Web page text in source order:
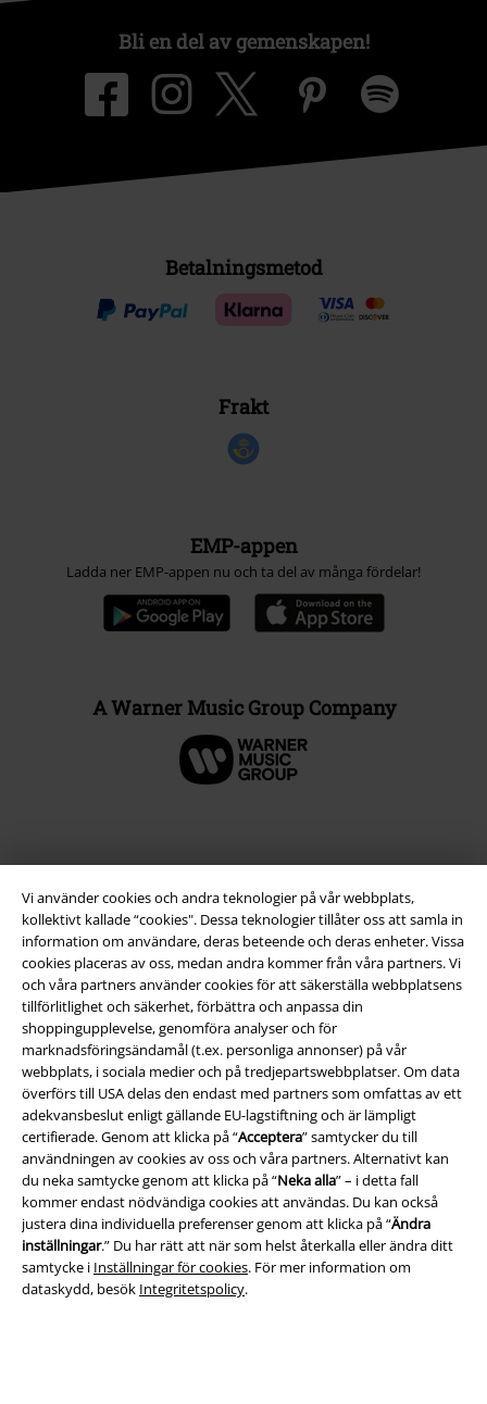
Vi använder cookies och andra teknologier på vår webbplats,
kollektivt kallade “cookies". Dessa teknologier tillåter oss att samla in
information om användare, deras beteende och deras enheter. Vissa
cookies placeras av oss, medan andra kommer från våra partners. Vi
och våra partners använder cookies för att säkerställa webbplatsens
tillförlitlighet och säkerhet, förbättra och anpassa din
shoppingupplevelse, genomföra analyser och för
marknadsföringsändamål (t.ex. personliga annonser) på vår
webbplats, i sociala medier och på tredjepartswebbplatser. Om data
överförs till USA delas den endast med partners som omfattas av ett
adekvansbeslut enligt gällande EU-lagstiftning och är lämpligt
certifierade. Genom att klicka på “Acceptera” samtycker du till
användningen av cookies av oss och våra partners. Alternativt kan
du neka samtycke genom att klicka på “Neka alla” – i detta fall
kommer endast nödvändiga cookies att användas. Du kan också
justera dina individuella preferenser genom att klicka på “Ändra
inställningar.” Du har rätt att när som helst återkalla eller ändra ditt
samtycke i Inställningar för cookies. För mer information om
dataskydd, besök Integritetspolicy.
Bli en del av gemenskapen!
Betalningsmetod
Frakt
EMP-appen
Ladda ner EMP-appen nu och ta del av många fördelar!
A Warner Music Group Company
Juridisk information/Villkor
Villkor
Om oss
Ladda ner villkoren
Avfallshantering och miljöskydd
Försäkran om överensstämmelse